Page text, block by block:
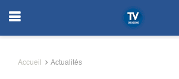
Accueil Actualités